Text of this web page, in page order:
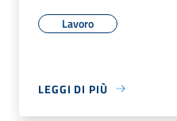
Lavoro
LEGGI DI PIÙ